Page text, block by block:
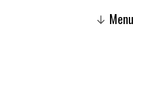
↓ Menu